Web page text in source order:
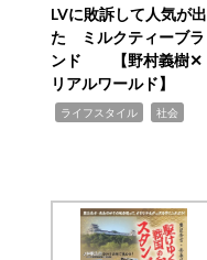
LVに敗訴して人気が出
た ミルクティーブラ
ンド 【野村義樹✕
リアルワールド】
ライフスタイル 社会